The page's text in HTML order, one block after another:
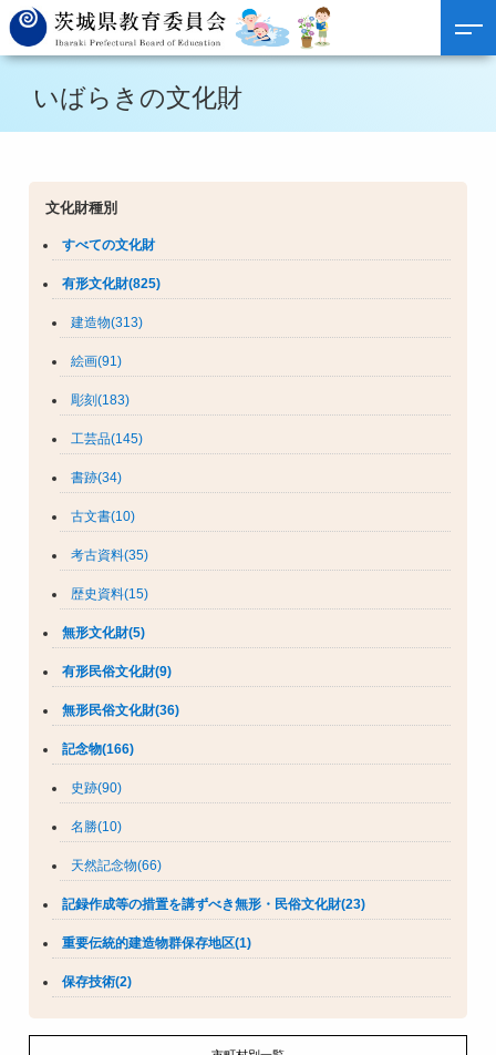
いばらきの文化財
文化財種別
すべての文化財
有形文化財(825)
建造物(313)
絵画(91)
彫刻(183)
工芸品(145)
書跡(34)
古文書(10)
考古資料(35)
歴史資料(15)
無形文化財(5)
有形民俗文化財(9)
無形民俗文化財(36)
記念物(166)
史跡(90)
名勝(10)
天然記念物(66)
記録作成等の措置を講ずべき無形・民俗文化財(23)
重要伝統的建造物群保存地区(1)
保存技術(2)